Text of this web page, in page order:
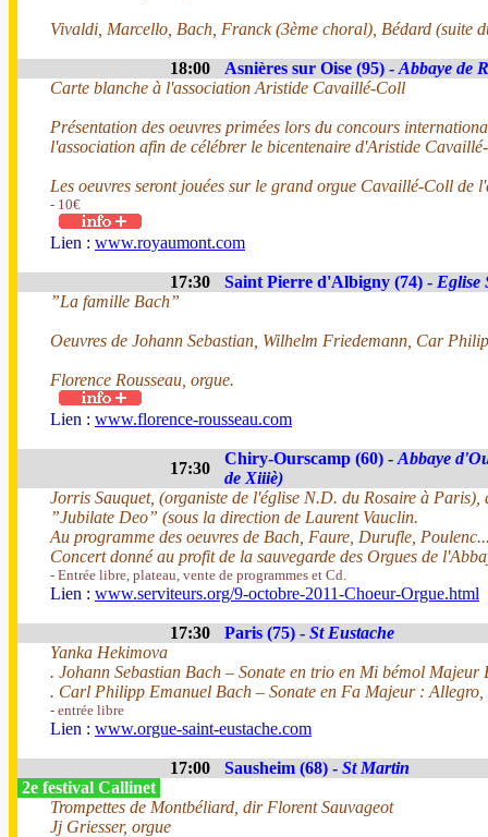
Vivaldi, Marcello, Bach, Franck (3ème choral), Bédard (suite
18:00 Asnières sur Oise (95) - Abbaye de
Carte blanche à l'association Aristide Cavaillé-Coll
Présentation des oeuvres primées lors du concours
l'association afin de célébrer le bicentenaire d'Aristide
Les oeuvres seront jouées sur le grand orgue Cavaillé-Coll de
- 10€
Lien : www.royaumont.com
17:30 Saint Pierre d'Albigny (74) - Eglise
”La famille Bach”
Oeuvres de Johann Sebastian, Wilhelm Friedemann, Car
Florence Rousseau, orgue.
Lien : www.florence-rousseau.com
17:30
Chiry-Ourscamp (60) - Abbaye
de Xiiiè)
Jorris Sauquet, (organiste de l'église N.D. du Rosaire à Paris),
”Jubilate Deo” (sous la direction de Laurent Vauclin.
Au programme des oeuvres de Bach, Faure, Durufle,
Concert donné au profit de la sauvegarde des Orgues de
- Entrée libre, plateau, vente de programmes et Cd.
Lien : www.serviteurs.org/9-octobre-2011-Choeur-Orgue.html
17:30 Paris (75) - St Eustache
Yanka Hekimova
. Johann Sebastian Bach – Sonate en trio en Mi bémol
. Carl Philipp Emanuel Bach – Sonate en Fa Majeur :
- entrée libre
Lien : www.orgue-saint-eustache.com
17:00 Sausheim (68) - St Martin
2e festival Callinet
Trompettes de Montbéliard, dir Florent Sauvageot
Jj Griesser, orgue